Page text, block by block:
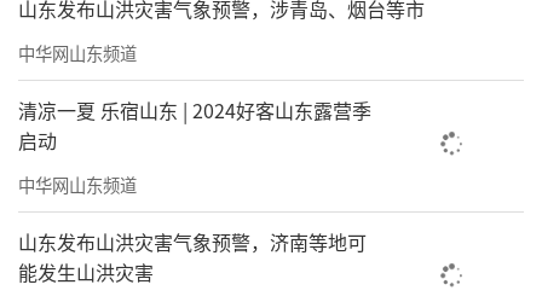
山东发布山洪灾害气象预警，涉青岛、烟台等市
中华网山东频道
清凉一夏 乐宿山东 | 2024好客山东露营季
启动
中华网山东频道
山东发布山洪灾害气象预警，济南等地可
能发生山洪灾害